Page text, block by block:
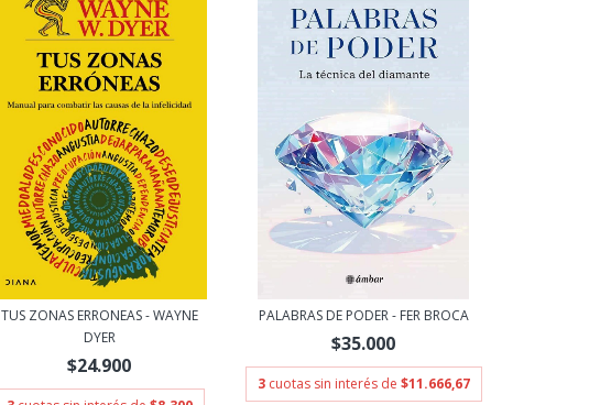
TUS ZONAS ERRONEAS - WAYNE
DYER
$24.900
PALABRAS DE PODER - FER BROCA
$35.000
3 cuotas sin interés de $11.666,67